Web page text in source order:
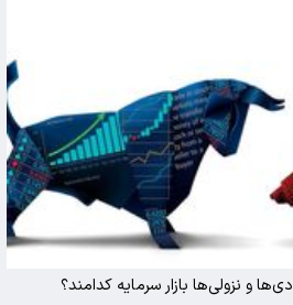
و نزولی‌ها بازار سرمایه کدامند؟